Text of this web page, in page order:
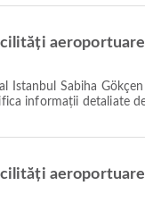
informații detaliate